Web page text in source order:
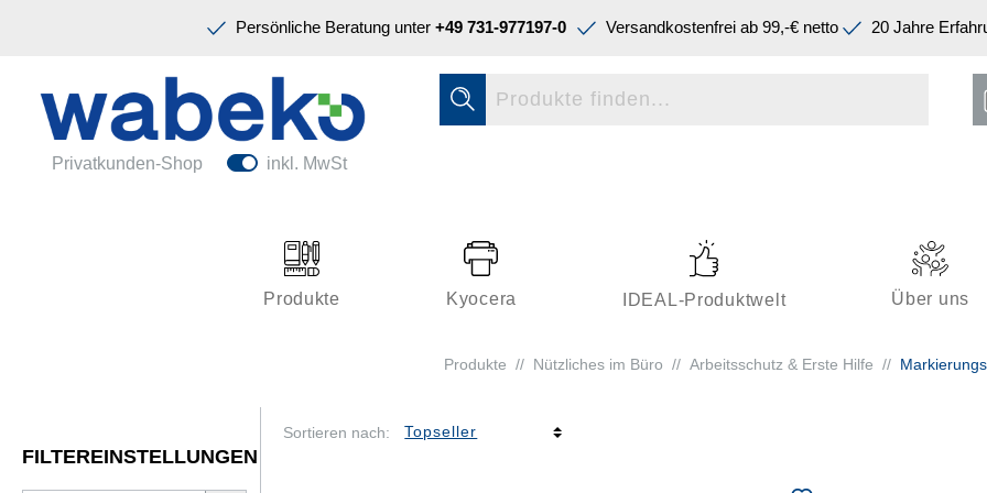
Persönliche Beratung unter +49 731-977197-0 Versandkostenfrei ab 99,-€ netto 20 Jahre
Privatkunden-Shop inkl. MwSt
Produkte Kyocera IDEAL-Produktwelt Über uns
Ordnen & Registrieren
Papiere & Blöcke
Büroeinrichtung
Kleben & Versenden
Schreiben & Korrigieren
Produkte // Nützliches im Büro // Arbeitsschutz & Erste Hilfe //
FILTEREINSTELLUNGEN
Sortieren nach:
Schreiben & Korrigieren